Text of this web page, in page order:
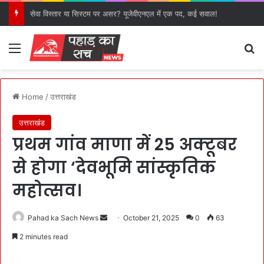
सेवा विस्तार या सिस्टम पर असर? यूजेवीएनएल में एक पद, कई सवाल!
Menu
Home /उत्तराखंड
उत्तराखंड
प्रथम गांव माणा में 25 अक्टूबर
से होगा ‘देवभूमि सांस्कृतिक
महोत्सव।
Pahad ka Sach News October 21, 2025 0 63
2 minutes read